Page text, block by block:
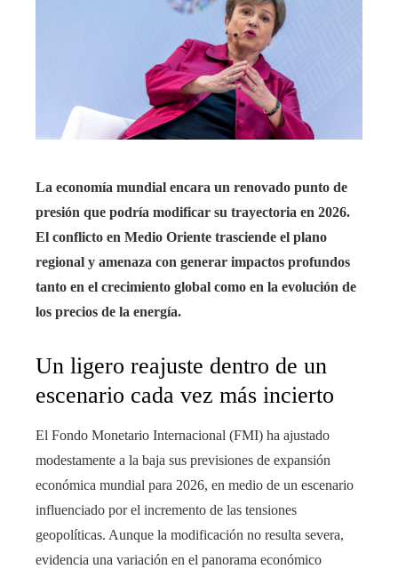
La economía mundial encara un renovado punto de
presión que podría modificar su trayectoria en 2026.
El conflicto en Medio Oriente trasciende el plano
regional y amenaza con generar impactos profundos
tanto en el crecimiento global como en la evolución de
los precios de la energía.
Un ligero reajuste dentro de un
escenario cada vez más incierto
El Fondo Monetario Internacional (FMI) ha ajustado
modestamente a la baja sus previsiones de expansión
económica mundial para 2026, en medio de un escenario
influenciado por el incremento de las tensiones
geopolíticas. Aunque la modificación no resulta severa,
evidencia una variación en el panorama económico